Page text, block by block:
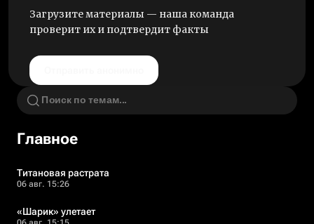
Загрузите материалы — наша команда
проверит их и подтвердит факты
Главное
Титановая растрата
06 авг. 15:26
«Шарик» улетает